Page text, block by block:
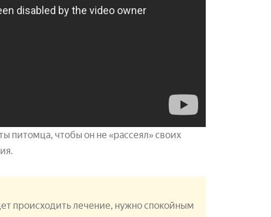
питомца, чтобы он не «рассеял» своих
происходить лечение, нужно спокойным